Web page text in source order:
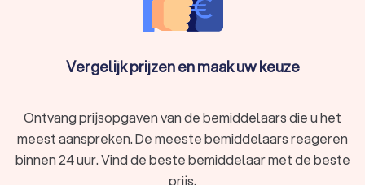
Vergelijk prijzen en maak uw keuze
Ontvang prijsopgaven van de bemiddelaars die u het
meest aanspreken. De meeste bemiddelaars reageren
binnen 24 uur. Vind de beste bemiddelaar met de beste
prijs.